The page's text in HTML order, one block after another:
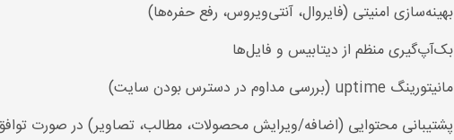
بهینه‌سازی امنیتی (فایروال، آنتی‌ویروس، رفع حفره‌ها)
بک‌آپ‌گیری منظم از دیتابیس و فایل‌ها
مانیتورینگ uptime (بررسی مداوم در دسترس بودن سایت)
پشتیبانی محتوایی (اضافه/ویرایش محصولات، مطالب، تصاویر) در صورت